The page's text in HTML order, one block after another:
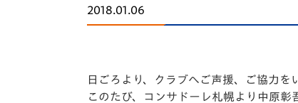
選手プロフィール
マスコット紹介
フォトギ
2018.01.06
日ごろより、クラブへご声援、ご協力を
このたび、コンサドーレ札幌より中原